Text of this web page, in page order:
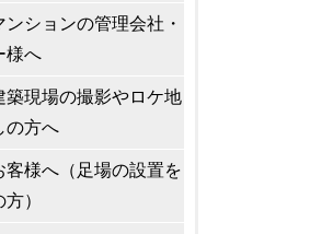
ンションの管理会社・
様へ
築現場の撮影やロケ地
の方へ
客様へ（足場の設置を
）